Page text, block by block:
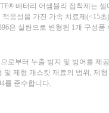
배터리 어셈블리 접착제는
응성을 가진 가속 치료제(<15
은 실란으로 변형된 1개 구성
로부터 누출 방지 및 방어를 제
및 제형 개스킷 재료의 범위, 제
를 준수합니다.